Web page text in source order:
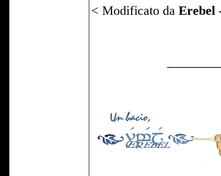
< Modificato da Erebel